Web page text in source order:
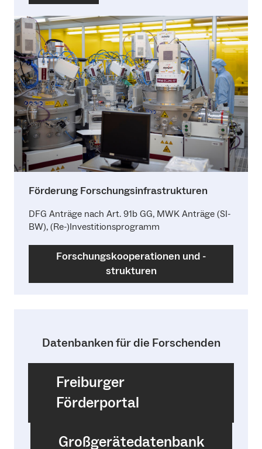
Förderung Forschungsinfrastrukturen
DFG Anträge nach Art. 91b GG, MWK Anträge (SI-
BW), (Re-)Investitionsprogramm
Forschungskooperationen und -
strukturen
Datenbanken für die Forschenden
Freiburger
Förderportal
Großgerätedatenbank